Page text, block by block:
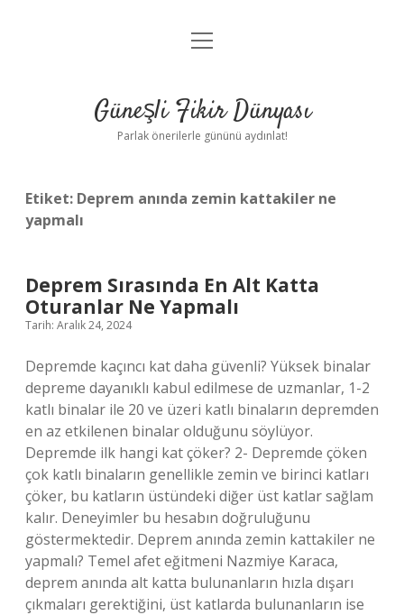
Anasayfa
Yasal Uyarı
menüyü
Güneşli Fikir Dünyası
Parlak önerilerle gününü aydınlat!
Etiket: Deprem anında zemin kattakiler ne
yapmalı
Deprem Sırasında En Alt Katta
Oturanlar Ne Yapmalı
Tarih: Aralık 24, 2024
Depremde kaçıncı kat daha güvenli? Yüksek binalar
depreme dayanıklı kabul edilmese de uzmanlar, 1-2
katlı binalar ile 20 ve üzeri katlı binaların depremden
en az etkilenen binalar olduğunu söylüyor.
Depremde ilk hangi kat çöker? 2- Depremde çöken
çok katlı binaların genellikle zemin ve birinci katları
çöker, bu katların üstündeki diğer üst katlar sağlam
kalır. Deneyimler bu hesabın doğruluğunu
göstermektedir. Deprem anında zemin kattakiler ne
yapmalı? Temel afet eğitmeni Nazmiye Karaca,
deprem anında alt katta bulunanların hızla dışarı
çıkmaları gerektiğini, üst katlarda bulunanların ise